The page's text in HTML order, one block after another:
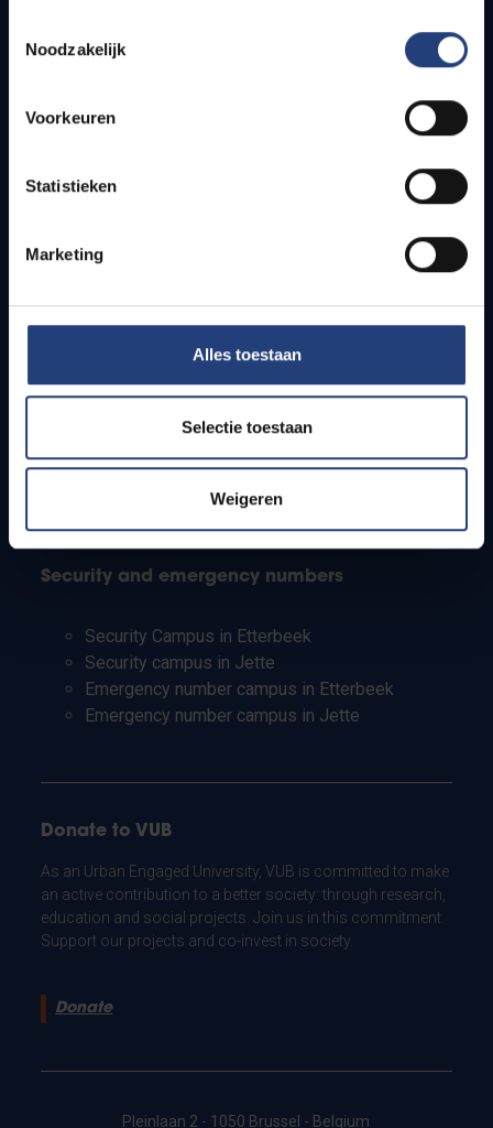
Noodzakelijk
Voorkeuren
Statistieken
Marketing
Alles toestaan
Selectie toestaan
Weigeren
Quick links
How to get to the VUB campuses
Students
PhD students
Teachers and secondary schools
Working students
Security and emergency numbers
Security Campus in Etterbeek
Security campus in Jette
Emergency number campus in Etterbeek
Emergency number campus in Jette
Donate to VUB
As an Urban Engaged University, VUB is committed to make
an active contribution to a better society: through research,
education and social projects. Join us in this commitment.
Support our projects and co-invest in society.
Donate
Pleinlaan 2 - 1050 Brussel - Belgium